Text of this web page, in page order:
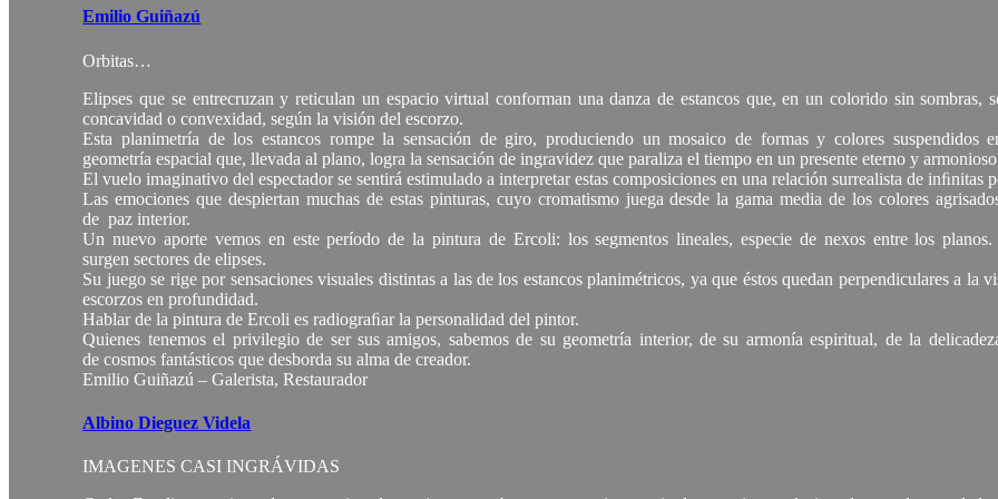
Emilio Guiñazú
Orbitas…
Elipses que se entrecruzan y reticulan un espacio virtual conforman una danza de estancos que, en un colorido sin sombras,
concavidad o convexidad, según la visión del escorzo.
Esta planimetría de los estancos rompe la sensación de giro, produciendo un mosaico de formas y colores
geometría espacial que, llevada al plano, logra la sensación de ingravidez que paraliza el tiempo en un presente eterno y
El vuelo imaginativo del espectador se sentirá estimulado a interpretar estas composiciones en una relación surrealista de inﬁnitas
Las emociones que despiertan muchas de estas pinturas, cuyo cromatismo juega desde la gama media de los colores
de paz interior.
Un nuevo aporte vemos en este período de la pintura de Ercoli: los segmentos lineales, especie de nexos entre los
surgen sectores de elipses.
Su juego se rige por sensaciones visuales distintas a las de los estancos planimétricos, ya que éstos quedan perpendiculares a la
escorzos en profundidad.
Hablar de la pintura de Ercoli es radiograﬁar la personalidad del pintor.
Quienes tenemos el privilegio de ser sus amigos, sabemos de su geometría interior, de su armonía espiritual, de la
de cosmos fantásticos que desborda su alma de creador.
Emilio Guiñazú – Galerista, Restaurador
Albino Dieguez Videla
IMAGENES CASI INGRÁVIDAS